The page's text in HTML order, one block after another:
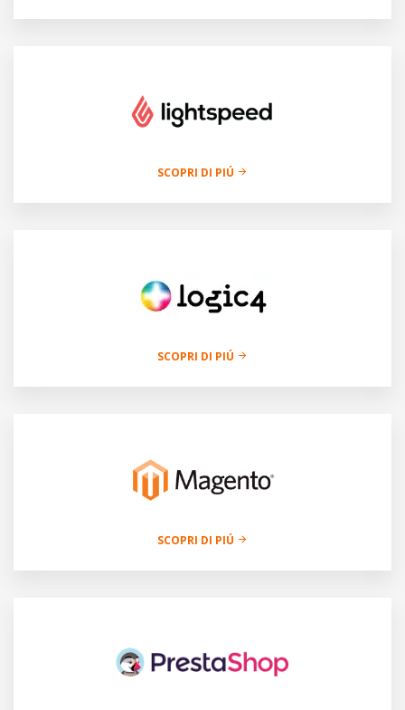
SCOPRI DI PIÚ
SCOPRI DI PIÚ
SCOPRI DI PIÚ